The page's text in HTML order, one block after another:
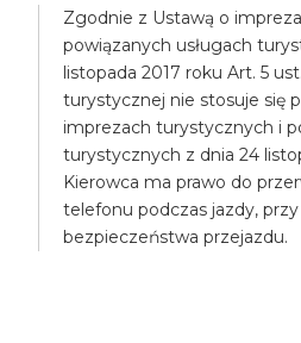
Zgodnie z Ustawą o
powiązanych usługach
listopada 2017 roku Art. 5
turystycznej nie stosuje się
imprezach turystycznych i
turystycznych z dnia 24
Kierowca ma prawo do
telefonu podczas jazdy,
bezpieczeństwa przejazdu.